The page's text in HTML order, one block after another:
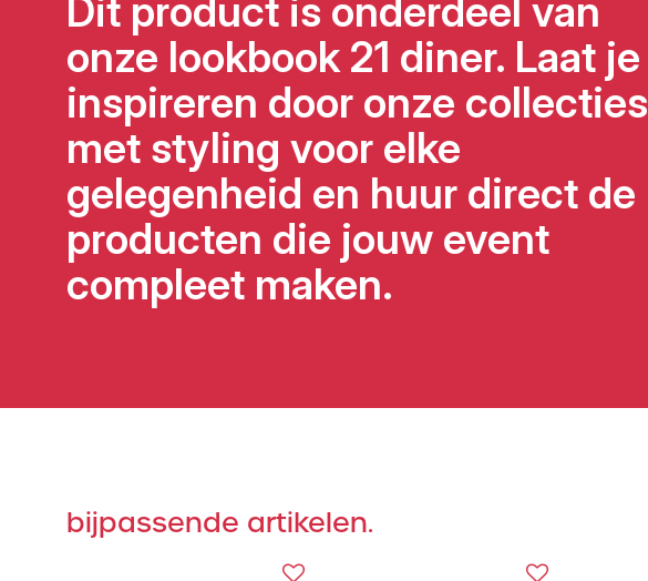
Dit product is onderdeel van
onze lookbook 21 diner. Laat je
inspireren door onze collecties
met styling voor elke
gelegenheid en huur direct de
producten die jouw event
compleet maken.
bijpassende artikelen.